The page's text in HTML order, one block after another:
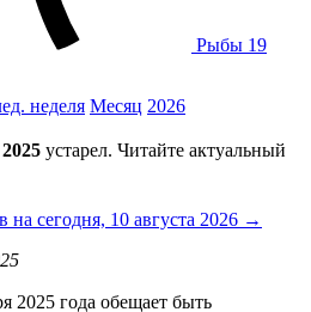
Рыбы 19
неделя Месяц 2026
устарел. Читайте актуальный
сегодня, 10 августа 2026 →
2025 года обещает быть